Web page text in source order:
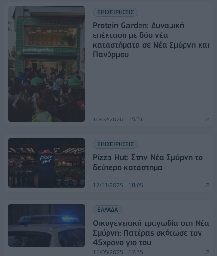
ΕΠΙΧΕΙΡΗΣΕΙΣ
Protein Garden: Δυναμική
επέκταση με δύο νέα
καταστήματα σε Νέα Σμύρνη και
Πανόρμου
10/02/2026 - 15:31
ΕΠΙΧΕΙΡΗΣΕΙΣ
Pizza Hut: Στην Νέα Σμύρνη το
δεύτερο κατάστημα
17/11/2025 - 18:05
ΕΛΛΑΔΑ
Οικογενειακή τραγωδία στη Νέα
Σμύρνη: Πατέρας σκότωσε τον
45χρονο γιο του
11/05/2025 - 17:35